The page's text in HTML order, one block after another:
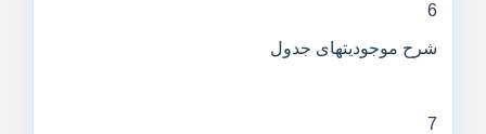
6
شرح موجودیتهای جدول
7